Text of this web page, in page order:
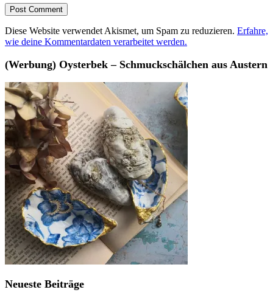
Diese Website verwendet Akismet, um Spam zu reduzieren. Erfahre,
wie deine Kommentardaten verarbeitet werden.
(Werbung) Oysterbek – Schmuckschälchen aus Austern
Neueste Beiträge